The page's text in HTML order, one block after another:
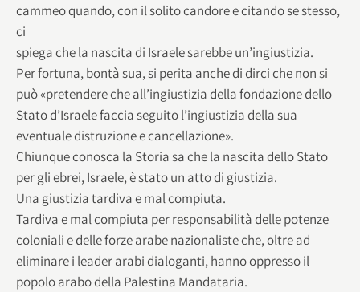
cammeo quando, con il solito candore e citando se stesso,
ci
spiega che la nascita di Israele sarebbe un’ingiustizia.
Per fortuna, bontà sua, si perita anche di dirci che non si
può «pretendere che all’ingiustizia della fondazione dello
Stato d’Israele faccia seguito l’ingiustizia della sua
eventuale distruzione e cancellazione».
Chiunque conosca la Storia sa che la nascita dello Stato
per gli ebrei, Israele, è stato un atto di giustizia.
Una giustizia tardiva e mal compiuta.
Tardiva e mal compiuta per responsabilità delle potenze
coloniali e delle forze arabe nazionaliste che, oltre ad
eliminare i leader arabi dialoganti, hanno oppresso il
popolo arabo della Palestina Mandataria.